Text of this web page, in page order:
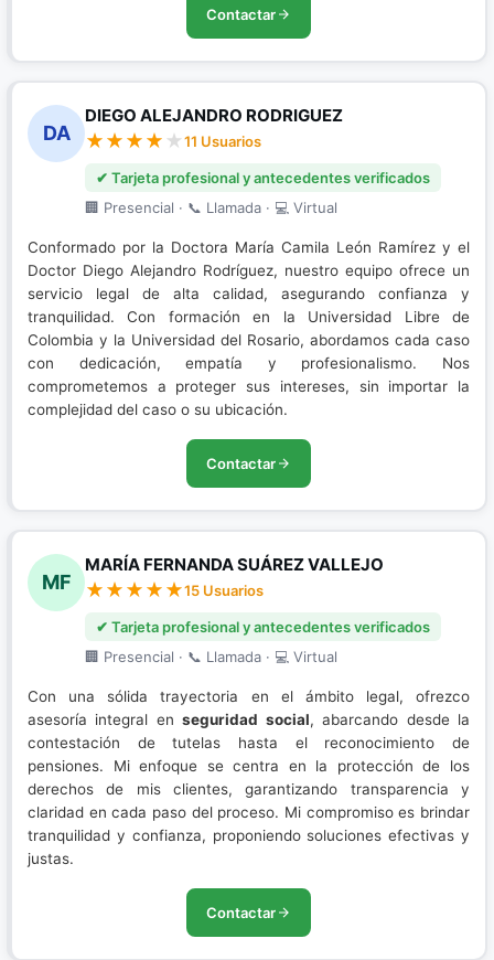
Contactar
DA
DIEGO ALEJANDRO RODRIGUEZ
11 Usuarios
✔ Tarjeta profesional y antecedentes verificados
🏢 Presencial · 📞 Llamada · 💻 Virtual
Conformado por la Doctora María Camila León Ramírez y el
Doctor Diego Alejandro Rodríguez, nuestro equipo ofrece un
servicio legal de alta calidad, asegurando confianza y
tranquilidad. Con formación en la Universidad Libre de
Colombia y la Universidad del Rosario, abordamos cada caso
con dedicación, empatía y profesionalismo. Nos
comprometemos a proteger sus intereses, sin importar la
complejidad del caso o su ubicación.
Contactar
MF
MARÍA FERNANDA SUÁREZ VALLEJO
15 Usuarios
✔ Tarjeta profesional y antecedentes verificados
🏢 Presencial · 📞 Llamada · 💻 Virtual
Con una sólida trayectoria en el ámbito legal, ofrezco
asesoría integral enseguridad social, abarcando desde la
contestación de tutelas hasta el reconocimiento de
pensiones. Mi enfoque se centra en la protección de los
derechos de mis clientes, garantizando transparencia y
claridad en cada paso del proceso. Mi compromiso es brindar
tranquilidad y confianza, proponiendo soluciones efectivas y
justas.
Contactar